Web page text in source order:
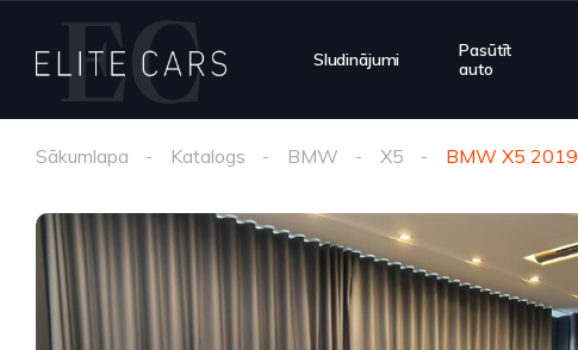
Sludinājumi
Pasūtīt
auto
Sākumlapa Katalogs BMW X5 BMW X5 2019